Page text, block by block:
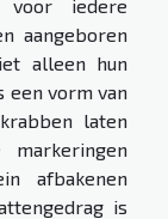
voor iedere
aangeboren
alleen hun
een vorm van
laten
afbakenen
is